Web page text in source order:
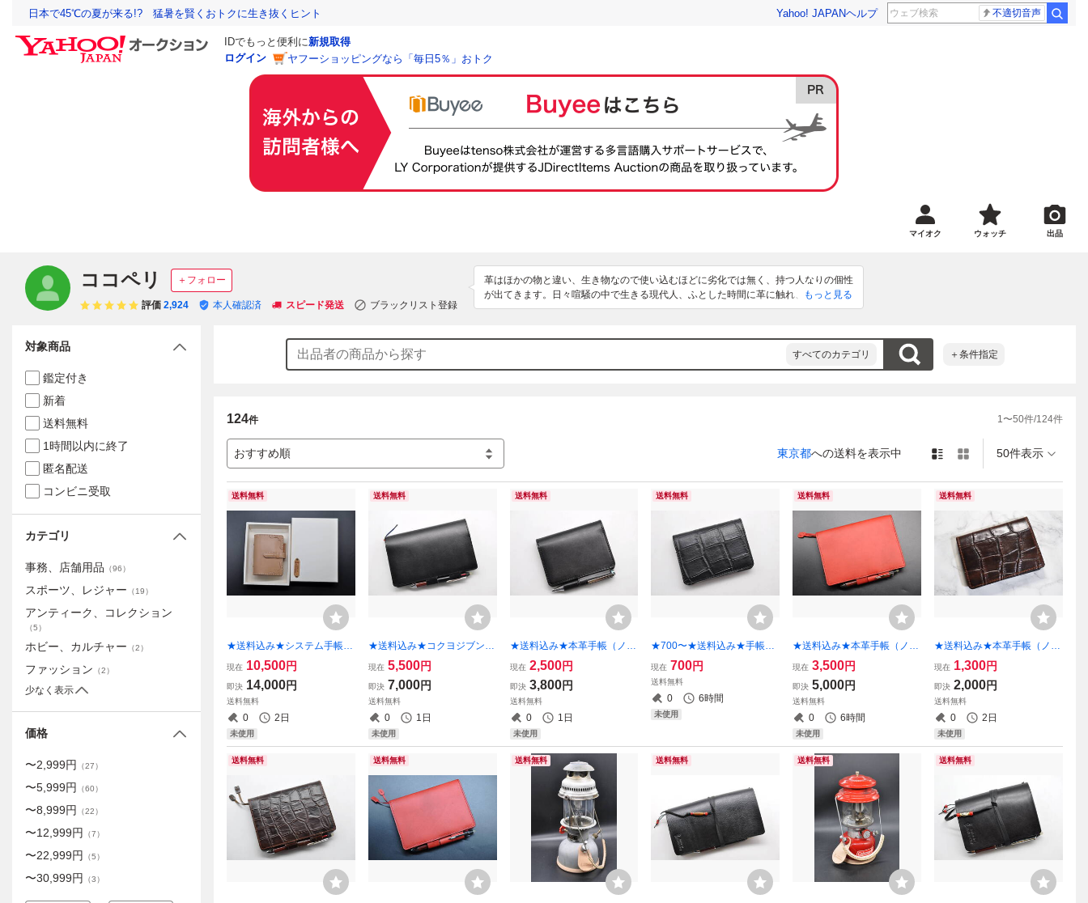
日本で45℃の夏が来る!? 猛暑を賢くおトクに生き抜くヒント Yahoo! JAPANヘルプ 不適切音声
IDでもっと便利に新規取得
ログイン
ヤフーショッピングなら「毎日5％」おトク
マイオク ウォッチ 出品
ココペリ ＋フォロー
評価 2,924 本人確認済 スピード発送 ブラックリスト登録
革はほかの物と違い、生き物なので使い込むほどに劣化では無く、持つ人なりの個性
が出てきます。日々喧騒の中で生きる現代人、ふとした時間に革に触れ、安らぎや温
もりを感じていた頂けたらと思い、努力しております。尚、オーダーメイドも承りま
もっと見る
すべてのカテゴリ ＋条件指定
124件 1〜50件/124件
おすすめ順 東京都への送料を表示中 50件表示
送料無料
★送料込み★システム手帳★
ミニ６（ポケット）サイズ★
リング内径20ｍｍ★栃木レザ
ー サドルレザー（ナチュラ
ル）★
現在 10,500円
即決 14,000円
送料無料
0 2日
未使用
送料無料
★送料込み★コクヨジブン手
帳カバー★B6スリムサイズ
★栃木レザー 本ヌメ（ブラ
ック）★
現在 5,500円
即決 7,000円
送料無料
0 1日
未使用
送料無料
★送料込み★本革手帳（ノー
ト）カバー★A7サイズ★栃
木レザー 本ヌメ（ブラッ
ク）★
現在 2,500円
即決 3,800円
送料無料
0 1日
未使用
送料無料
★700〜★送料込み★手帳
（ノート）カバー★A７サイ
ズ★クロコ型押し牛革（ブラ
ック）★
現在 700円
送料無料
0 6時間
未使用
送料無料
★送料込み★本革手帳（ノー
ト）カバー★B6サイズ★ソ
フト牛革（アンティークレッ
ド）
現在 3,500円
即決 5,000円
送料無料
0 6時間
未使用
送料無料
★送料込み★本革手帳（ノー
ト）カバー★A７サイズ★ヌ
メ革クロコ型押し（チョコ）
★
現在 1,300円
即決 2,000円
送料無料
0 2日
未使用
送料無料 送料無料 送料無料 送料無料 送料無料 送料無料
対象商品
鑑定付き
新着
送料無料
1時間以内に終了
匿名配送
コンビニ受取
カテゴリ
事務、店舗用品 （96）
スポーツ、レジャー （19）
アンティーク、コレクション
（5）
ホビー、カルチャー （2）
ファッション （2）
少なく表示
価格
〜2,999円 （27）
〜5,999円 （60）
〜8,999円 （22）
〜12,999円 （7）
〜22,999円 （5）
〜30,999円 （3）